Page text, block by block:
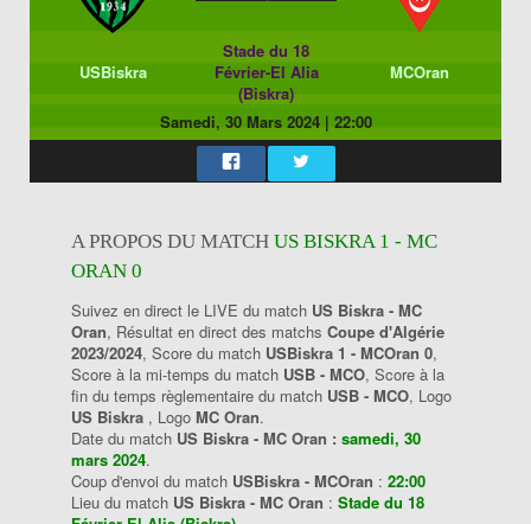
USBiskra
Stade du 18
Février-El Alia
(Biskra)
MCOran
Samedi, 30 Mars 2024| 22:00
A PROPOS DU MATCH US BISKRA 1 - MC
ORAN 0
Suivez en direct le LIVE du match US Biskra - MC
Oran, Résultat en direct des matchs Coupe d'Algérie
2023/2024, Score du match USBiskra 1 - MCOran 0,
Score à la mi-temps du match USB - MCO, Score à la
fin du temps règlementaire du match USB - MCO, Logo
US Biskra , Logo MC Oran.
Date du match US Biskra - MC Oran : samedi, 30
mars 2024.
Coup d'envoi du match USBiskra - MCOran : 22:00
Lieu du match US Biskra - MC Oran : Stade du 18